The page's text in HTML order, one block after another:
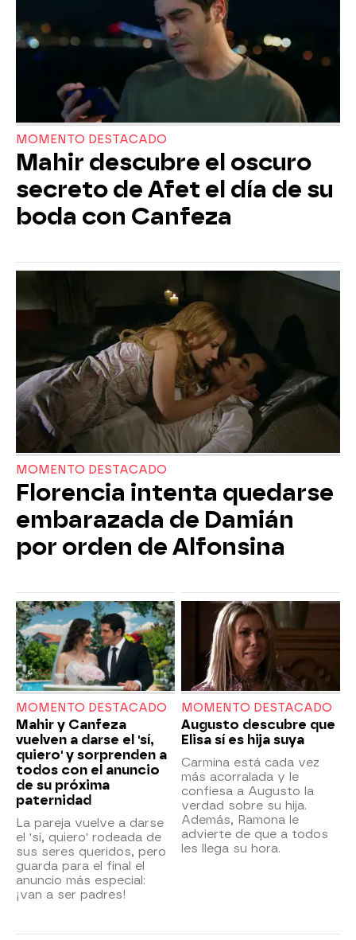
MOMENTO DESTACADO
Mahir descubre el oscuro
secreto de Afet el día de su
boda con Canfeza
MOMENTO DESTACADO
Florencia intenta quedarse
embarazada de Damián
por orden de Alfonsina
MOMENTO DESTACADO
Mahir y Canfeza
vuelven a darse el 'sí,
quiero' y sorprenden a
todos con el anuncio
de su próxima
paternidad
La pareja vuelve a darse
el 'sí, quiero' rodeada de
sus seres queridos, pero
guarda para el final el
anuncio más especial:
¡van a ser padres!
MOMENTO DESTACADO
Augusto descubre que
Elisa sí es hija suya
Carmina está cada vez
más acorralada y le
confiesa a Augusto la
verdad sobre su hija.
Además, Ramona le
advierte de que a todos
les llega su hora.